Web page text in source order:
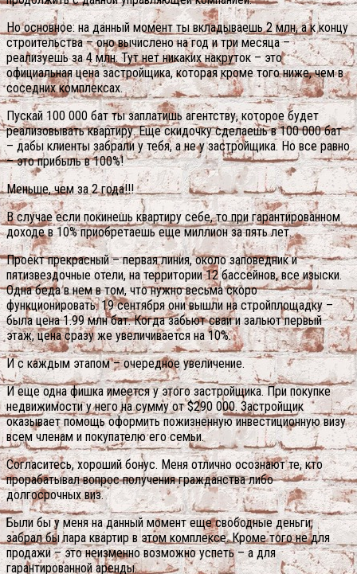
Но основное: на данный момент ты вкладываешь 2 млн, а к концу
строительства – оно вычислено на год и три месяца –
реализуешь за 4 млн. Тут нет никаких накруток – это
официальная цена застройщика, которая кроме того ниже, чем в
соседних комплексах.
Пускай 100 000 бат ты заплатишь агентству, которое будет
реализовывать квартиру. Еще скидочку сделаешь в 100 000 бат
– дабы клиенты забрали у тебя, а не у застройщика. Но все равно
– это прибыль в 100%!
Меньше, чем за 2 года!!!
В случае если покинешь квартиру себе, то при гарантированном
доходе в 10% приобретаешь еще миллион за пять лет.
Проект прекрасный – первая линия, около заповедник и
пятизвездочные отели, на территории 12 бассейнов, все изыски.
Одна беда в нем в том, что нужно весьма скоро
функционировать. 19 сентября они вышли на стройплощадку –
была цена 1.99 млн бат. Когда забьют сваи и зальют первый
этаж, цена сразу же увеличивается на 10%.
И с каждым этапом – очередное увеличение.
И еще одна фишка имеется у этого застройщика. При покупке
недвижимости у него на сумму от $290 000. Застройщик
оказывает помощь оформить пожизненную инвестиционную визу
всем членам и покупателю его семьи.
Согласитесь, хороший бонус. Меня отлично осознают те, кто
прорабатывал вопрос получения гражданства либо
долгосрочных виз.
Были бы у меня на данный момент еще свободные деньги,
забрал бы пара квартир в этом комплексе. Кроме того не для
продажи – это неизменно возможно успеть – а для
гарантированной аренды.